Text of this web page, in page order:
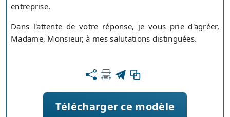
entreprise.
Dans l'attente de votre réponse, je vous prie d'agréer,
Madame, Monsieur, à mes salutations distinguées.
Télécharger ce modèle